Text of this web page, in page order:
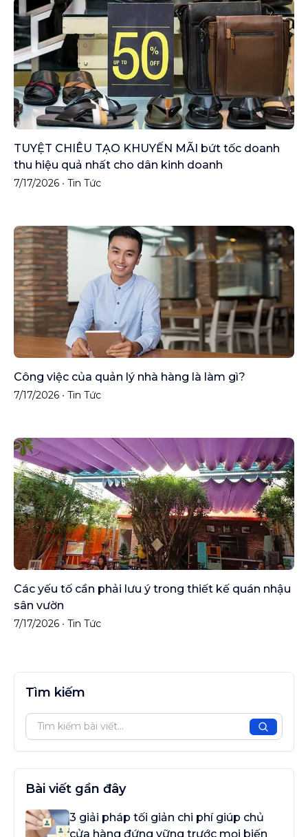
TUYỆT CHIÊU TẠO KHUYẾN MÃI bứt tốc doanh
thu hiệu quả nhất cho dân kinh doanh
7/17/2026 • Tin Tức
Công việc của quản lý nhà hàng là làm gì?
7/17/2026 • Tin Tức
Các yếu tố cần phải lưu ý trong thiết kế quán nhậu
sân vườn
7/17/2026 • Tin Tức
Tìm kiếm
Tìm
Bài viết gần đây
3 giải pháp tối giản chi phí giúp chủ
cửa hàng đứng vững trước mọi biến